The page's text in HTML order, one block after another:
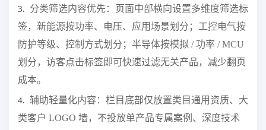
3.
分类筛选内容优先：页面中部横向设置多维度筛选标
签，新能源按功率、电压、应用场景划分；工控电气按
防护等级、控制方式划分；半导体按模拟 / 功率 / MCU
划分，访客点击标签即可快速过滤无关产品，减少翻页
成本。
4. 辅助轻量化内容：栏目底部仅放置类目通用资质、大
类客户 LOGO 墙，不投放单产品专属案例、深度技术